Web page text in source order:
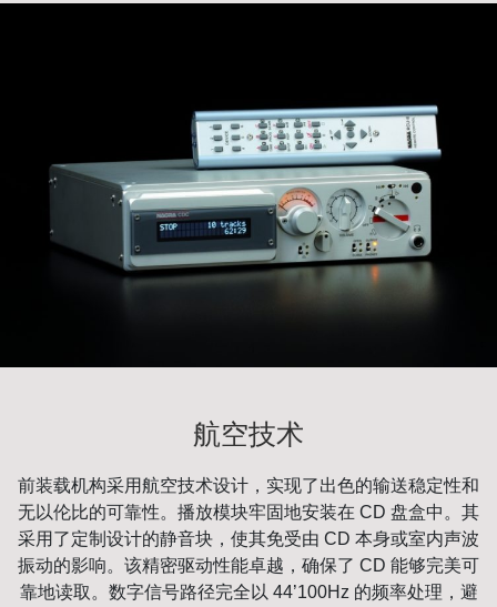
航空技术
前装载机构采用航空技术设计，实现了出色的输送稳定性和
无以伦比的可靠性。播放模块牢固地安装在 CD 盘盒中。其
采用了定制设计的静音块，使其免受由 CD 本身或室内声波
振动的影响。该精密驱动性能卓越，确保了 CD 能够完美可
靠地读取。数字信号路径完全以 44’100Hz 的频率处理，避